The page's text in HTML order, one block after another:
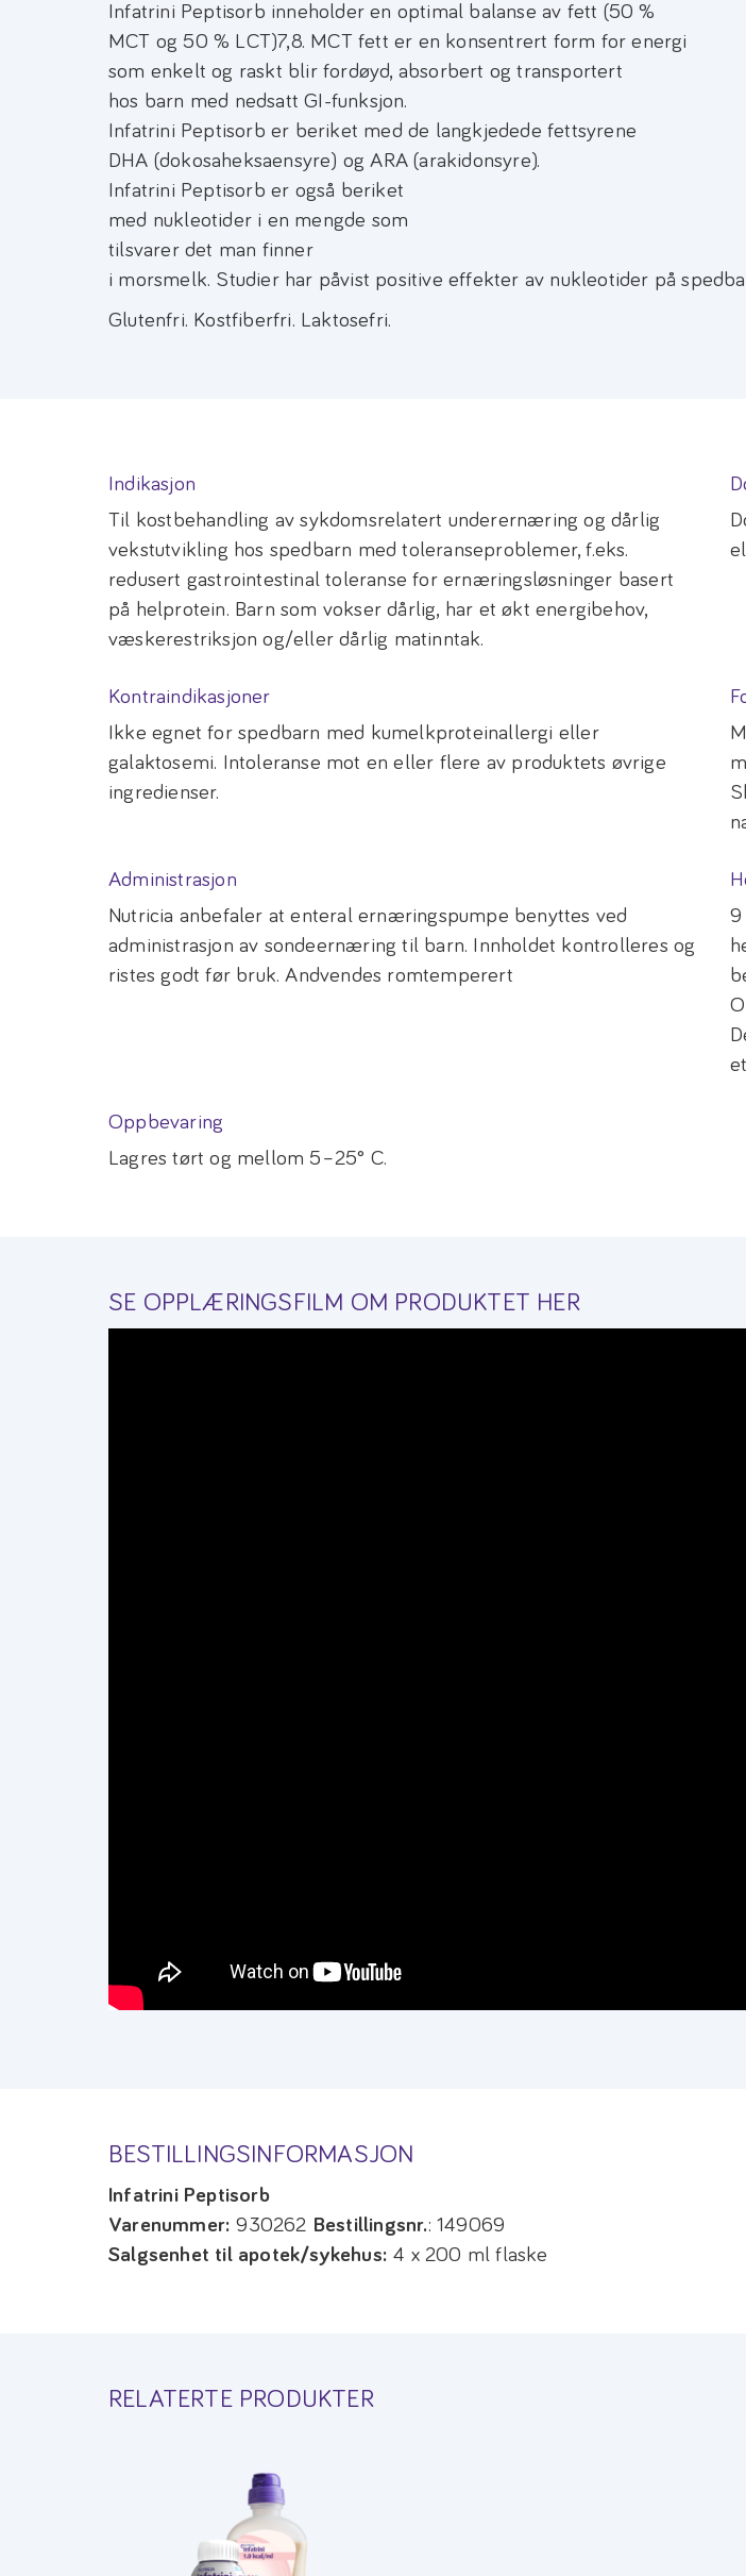
Infatrini Peptisorb inneholder en optimal balanse av fett (50 %
MCT og 50 % LCT)7,8. MCT fett er en konsentrert form for energi
som enkelt og raskt blir fordøyd, absorbert og transportert
hos barn med nedsatt GI-funksjon.
Infatrini Peptisorb er beriket med de langkjedede fettsyrene
DHA (dokosaheksaensyre) og ARA (arakidonsyre).
Infatrini Peptisorb er også beriket
med nukleotider i en mengde som
tilsvarer det man finner
i morsmelk. Studier har påvist positive effekter av nukleotider på
Glutenfri. Kostfiberfri. Laktosefri.
Indikasjon
Til kostbehandling av sykdomsrelatert underernæring og dårlig
vekstutvikling hos spedbarn med toleranseproblemer, f.eks.
redusert gastrointestinal toleranse for ernæringsløsninger basert
på helprotein. Barn som vokser dårlig, har et økt energibehov,
væskerestriksjon og/eller dårlig matinntak.
Kontraindikasjoner
Ikke egnet for spedbarn med kumelkproteinallergi eller
galaktosemi. Intoleranse mot en eller flere av produktets øvrige
ingredienser.
Administrasjon
Nutricia anbefaler at enteral ernæringspumpe benyttes ved
administrasjon av sondeernæring til barn. Innholdet kontrolleres og
ristes godt før bruk. Andvendes romtemperert
9
Oppbevaring
Lagres tørt og mellom 5–25° C.
SE OPPLÆRINGSFILM OM PRODUKTET HER
BESTILLINGSINFORMASJON
Infatrini Peptisorb
Varenummer:930262 Bestillingsnr.: 149069
Salgsenhet til apotek/sykehus:4 x 200 ml flaske
RELATERTE PRODUKTER